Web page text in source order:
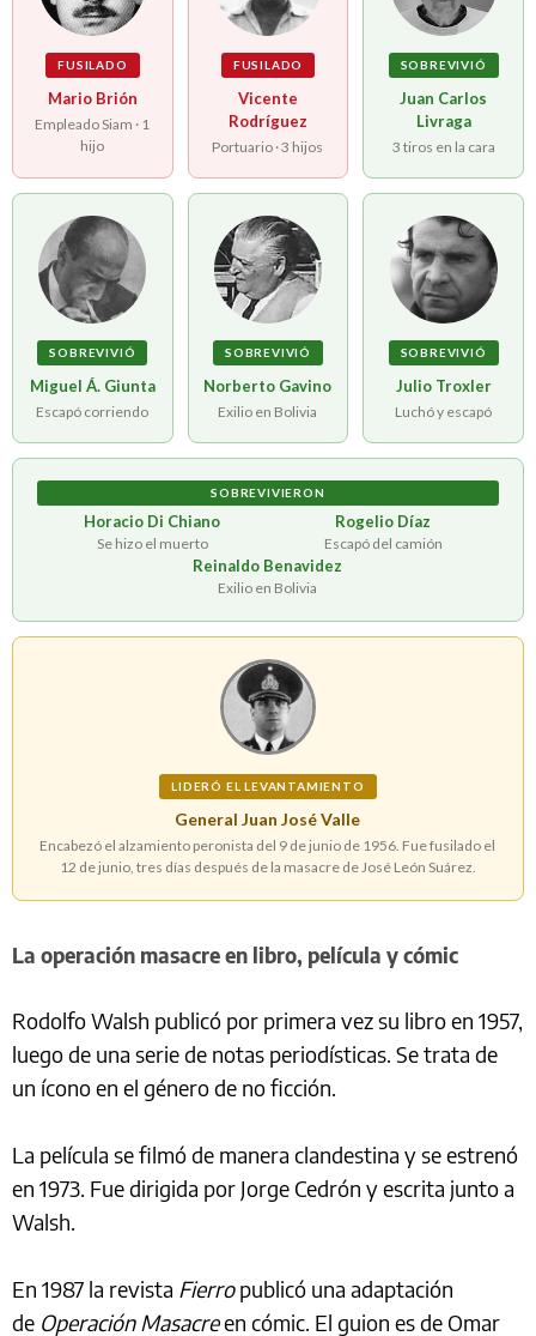
FUSILADO
Mario Brión
Empleado Siam · 1
hijo
FUSILADO
Vicente
Rodríguez
Portuario · 3 hijos
SOBREVIVIÓ
Juan Carlos
Livraga
3 tiros en la cara
SOBREVIVIÓ
Miguel Á. Giunta
Escapó corriendo
SOBREVIVIÓ
Norberto Gavino
Exilio en Bolivia
SOBREVIVIÓ
Julio Troxler
Luchó y escapó
SOBREVIVIERON
Horacio Di Chiano
Se hizo el muerto
Rogelio Díaz
Escapó del camión
Reinaldo Benavidez
Exilio en Bolivia
LIDERÓ EL LEVANTAMIENTO
General Juan José Valle
Encabezó el alzamiento peronista del 9 de junio de 1956. Fue fusilado el
12 de junio, tres días después de la masacre de José León Suárez.
La operación masacre en libro, película y cómic
Rodolfo Walsh publicó por primera vez su libro en 1957,
luego de una serie de notas periodísticas. Se trata de
un ícono en el género de no ficción.
La película se filmó de manera clandestina y se estrenó
en 1973. Fue dirigida por Jorge Cedrón y escrita junto a
Walsh.
En 1987 la revista Fierropublicó una adaptación
de Operación Masacreen cómic. El guion es de Omar